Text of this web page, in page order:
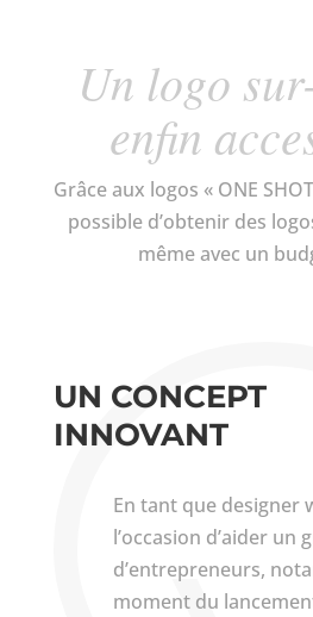
Un logo
enfin
Grâce aux logos « ONE
possible d’obtenir des
même avec un
UN CONCEPT
INNOVANT
En tant que designer
l’occasion d’aider un
d’entrepreneurs,
moment du